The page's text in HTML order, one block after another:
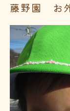
藤野園 お